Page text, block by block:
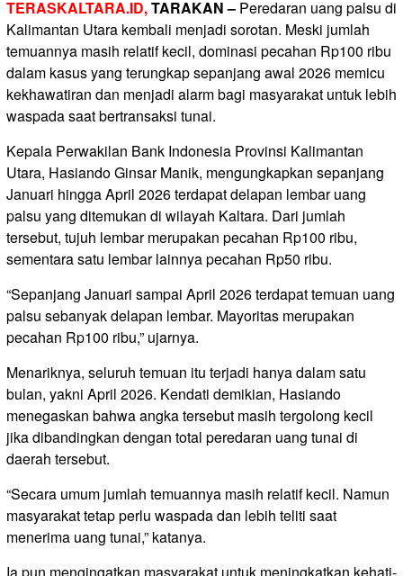
TERASKALTARA.ID,TARAKAN – Peredaran uang palsu di
Kalimantan Utara kembali menjadi sorotan. Meski jumlah
temuannya masih relatif kecil, dominasi pecahan Rp100 ribu
dalam kasus yang terungkap sepanjang awal 2026 memicu
kekhawatiran dan menjadi alarm bagi masyarakat untuk lebih
waspada saat bertransaksi tunai.
Kepala Perwakilan Bank Indonesia Provinsi Kalimantan
Utara, Hasiando Ginsar Manik, mengungkapkan sepanjang
Januari hingga April 2026 terdapat delapan lembar uang
palsu yang ditemukan di wilayah Kaltara. Dari jumlah
tersebut, tujuh lembar merupakan pecahan Rp100 ribu,
sementara satu lembar lainnya pecahan Rp50 ribu.
“Sepanjang Januari sampai April 2026 terdapat temuan uang
palsu sebanyak delapan lembar. Mayoritas merupakan
pecahan Rp100 ribu,” ujarnya.
Menariknya, seluruh temuan itu terjadi hanya dalam satu
bulan, yakni April 2026. Kendati demikian, Hasiando
menegaskan bahwa angka tersebut masih tergolong kecil
jika dibandingkan dengan total peredaran uang tunai di
daerah tersebut.
“Secara umum jumlah temuannya masih relatif kecil. Namun
masyarakat tetap perlu waspada dan lebih teliti saat
menerima uang tunai,” katanya.
Ia pun mengingatkan masyarakat untuk meningkatkan kehati-